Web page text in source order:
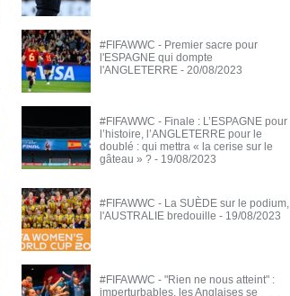
#FIFAWWC - Premier sacre pour
l'ESPAGNE qui dompte
l'ANGLETERRE - 20/08/2023
#FIFAWWC - Finale : L’ESPAGNE pour
l’histoire, l’ANGLETERRE pour le
doublé : qui mettra « la cerise sur le
gâteau » ? - 19/08/2023
#FIFAWWC - La SUÈDE sur le podium,
l'AUSTRALIE bredouille - 19/08/2023
#FIFAWWC - "Rien ne nous atteint" :
imperturbables, les Anglaises se